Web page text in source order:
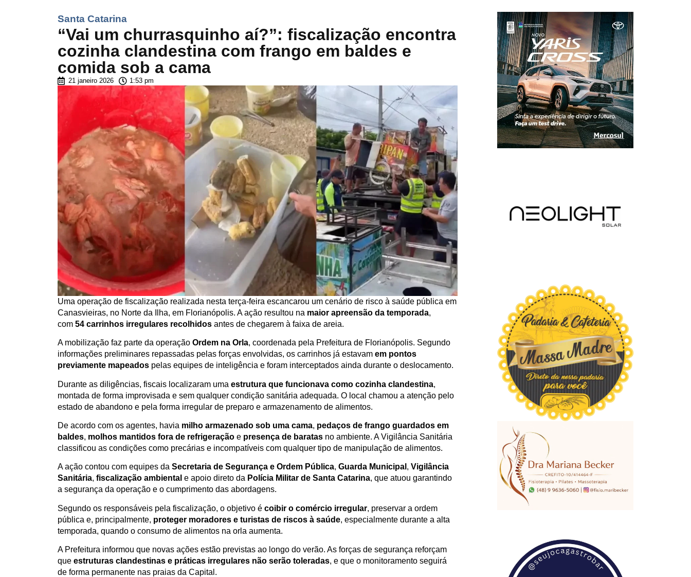
Santa Catarina
“Vai um churrasquinho aí?”: fiscalização encontra
cozinha clandestina com frango em baldes e
comida sob a cama
21 janeiro 2026 1:53 pm
Uma operação de fiscalização realizada nesta terça-feira escancarou um cenário de risco à saúde pública em
Canasvieiras, no Norte da Ilha, em Florianópolis. A ação resultou na maior apreensão da temporada,
com 54 carrinhos irregulares recolhidos antes de chegarem à faixa de areia.
A mobilização faz parte da operação Ordem na Orla, coordenada pela Prefeitura de Florianópolis. Segundo
informações preliminares repassadas pelas forças envolvidas, os carrinhos já estavam em pontos
previamente mapeados pelas equipes de inteligência e foram interceptados ainda durante o deslocamento.
Durante as diligências, fiscais localizaram uma estrutura que funcionava como cozinha clandestina,
montada de forma improvisada e sem qualquer condição sanitária adequada. O local chamou a atenção pelo
estado de abandono e pela forma irregular de preparo e armazenamento de alimentos.
De acordo com os agentes, havia milho armazenado sob uma cama, pedaços de frango guardados em
baldes, molhos mantidos fora de refrigeração e presença de baratas no ambiente. A Vigilância Sanitária
classificou as condições como precárias e incompatíveis com qualquer tipo de manipulação de alimentos.
A ação contou com equipes da Secretaria de Segurança e Ordem Pública, Guarda Municipal , Vigilância
Sanitária, fiscalização ambiental e apoio direto da Polícia Militar de Santa Catarina, que atuou garantindo
a segurança da operação e o cumprimento das abordagens.
Segundo os responsáveis pela fiscalização, o objetivo é coibir o comércio irregular, preservar a ordem
pública e, principalmente, proteger moradores e turistas de riscos à saúde, especialmente durante a alta
temporada, quando o consumo de alimentos na orla aumenta.
A Prefeitura informou que novas ações estão previstas ao longo do verão. As forças de segurança reforçam
que estruturas clandestinas e práticas irregulares não serão toleradas, e que o monitoramento seguirá
de forma permanente nas praias da Capital.